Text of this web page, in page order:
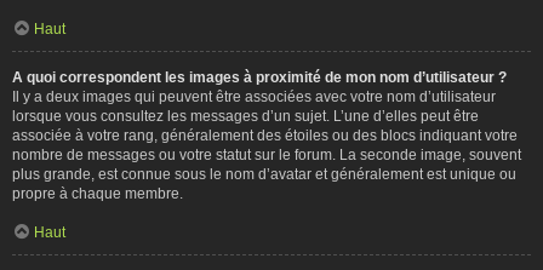
Haut
A quoi correspondent les images à proximité de mon nom d’utilisateur ?
Il y a deux images qui peuvent être associées avec votre nom d’utilisateur
lorsque vous consultez les messages d’un sujet. L’une d’elles peut être
associée à votre rang, généralement des étoiles ou des blocs indiquant votre
nombre de messages ou votre statut sur le forum. La seconde image, souvent
plus grande, est connue sous le nom d’avatar et généralement est unique ou
propre à chaque membre.
Haut